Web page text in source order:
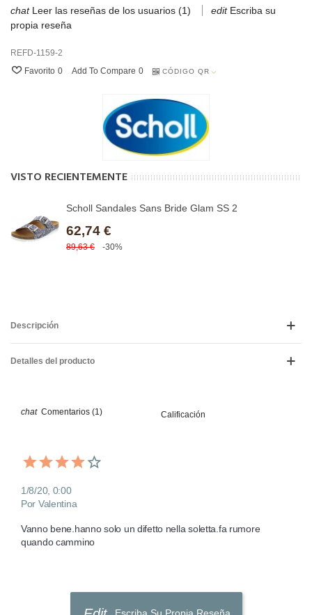
Leer las reseñas de los usuarios (1)
Escriba su
propia reseña
REFD-1159-2
Favorito 0 Add To Compare 0 CÓDIGO QR
VISTO RECIENTEMENTE
Scholl Sandales Sans Bride Glam SS 2
62,74 €
89,63 € -30%
Descripción
Detalles del producto
Comentarios (1) Calificación
1/8/20, 0:00
Por Valentina
Vanno bene.hanno solo un difetto nella soletta.fa rumore
quando cammino